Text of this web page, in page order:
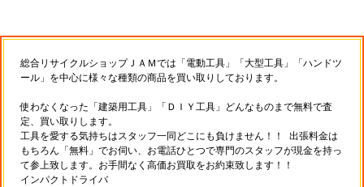
総合リサイクルショップＪＡＭでは「電動工具」「大型工具」「ハンドツ
ール」を中心に様々な種類の商品を買い取りしております。
使わなくなった「建築用工具」「ＤＩＹ工具」どんなものまで無料で査
定、買い取りします。
工具を愛する気持ちはスタッフ一同どこにも負けません！！ 出張料金は
もちろん「無料」でお伺い、お電話ひとつで専門のスタッフが現金を持っ
て参上致します。お手間なく高価お買取をお約束致します！！
インパクトドライバ